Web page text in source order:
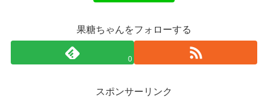
果糖ちゃんをフォローする
0
スポンサーリンク